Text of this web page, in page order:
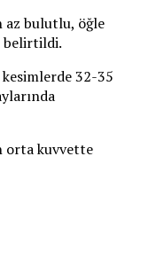
az bulutlu, öğle
belirtildi.
kesimlerde 32-35
orta kuvvette